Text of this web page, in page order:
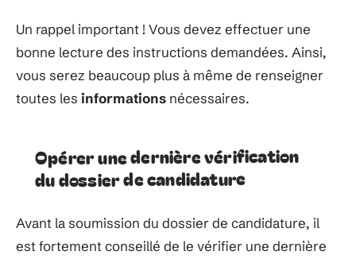
Un rappel important ! Vous devez effectuer une
bonne lecture des instructions demandées. Ainsi,
vous serez beaucoup plus à même de renseigner
toutes les informations nécessaires.
Opérer une dernière vérification
du dossier de candidature
Avant la soumission du dossier de candidature, il
est fortement conseillé de le vérifier une dernière